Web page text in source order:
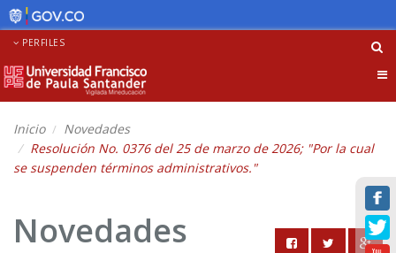
PERFILES
Inicio
Novedades
Resolución No. 0376 del 25 de marzo de 2026; "Por la cual
se suspenden términos administrativos."
Novedades